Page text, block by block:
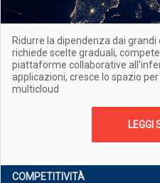
Ridurre la dipendenza dai
richiede scelte graduali,
piattaforme collaborative
applicazioni, cresce lo spazio
multicloud
LEGGI
COMPETITIVITÀ